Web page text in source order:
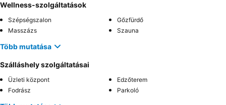
Wellness-szolgáltatások
Szépségszalon
Gőzfürdő
Masszázs
Szauna
Több mutatása
Szálláshely szolgáltatásai
Üzleti központ
Edzőterem
Fodrász
Parkoló